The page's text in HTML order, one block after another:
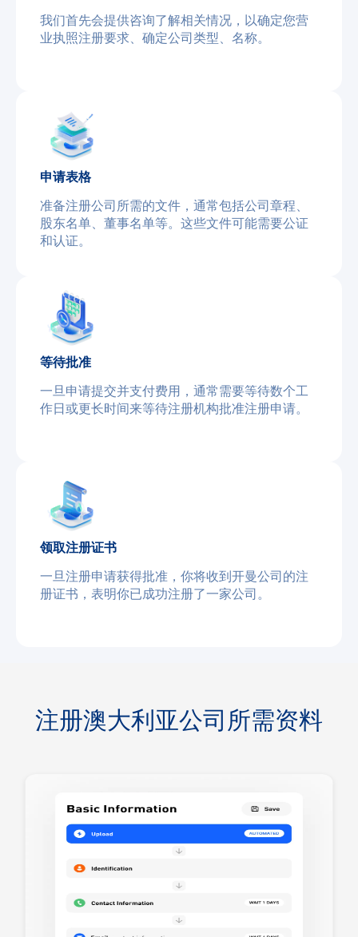
我们首先会提供咨询了解相关情况，以确定您营
业执照注册要求、确定公司类型、名称。
申请表格
准备注册公司所需的文件，通常包括公司章程、
股东名单、董事名单等。这些文件可能需要公证
和认证。
等待批准
一旦申请提交并支付费用，通常需要等待数个工
作日或更长时间来等待注册机构批准注册申请。
领取注册证书
一旦注册申请获得批准，你将收到开曼公司的注
册证书，表明你已成功注册了一家公司。
注册澳大利亚公司所需资料